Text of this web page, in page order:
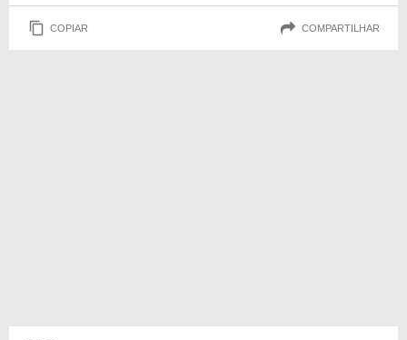
COPIAR COMPARTILHAR